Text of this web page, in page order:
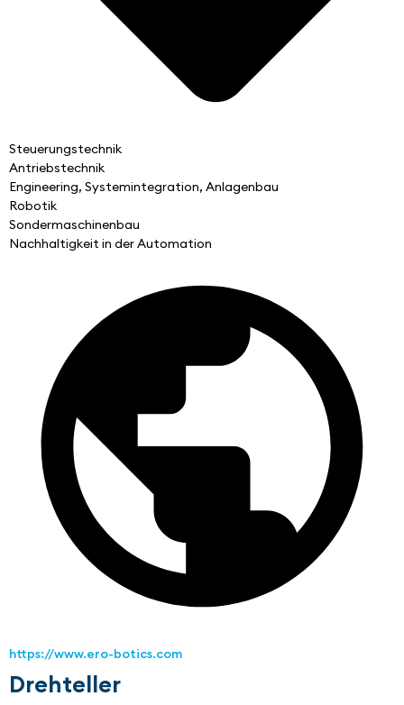
Steuerungstechnik
Antriebstechnik
Engineering, Systemintegration, Anlagenbau
Robotik
Sondermaschinenbau
Nachhaltigkeit in der Automation
https://www.ero-botics.com
Drehteller